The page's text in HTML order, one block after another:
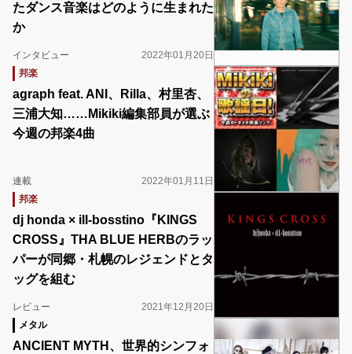
たダンス音楽はどのように生まれた
か
インタビュー
2022年01月20日
邦楽
agraph feat. ANI、Rilla、村里杏、
三浦大知……Mikiki編集部員が選ぶ
今週の邦楽4曲
連載
2022年01月11日
邦楽
dj honda × ill-bosstino『KINGS
CROSS』THA BLUE HERBのラッ
パーが同郷・札幌のレジェンドとタ
ッグを組む
レビュー
2021年12月20日
メタル
ANCIENT MYTH、世界的シンフォ